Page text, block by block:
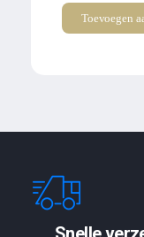
Toevoegen